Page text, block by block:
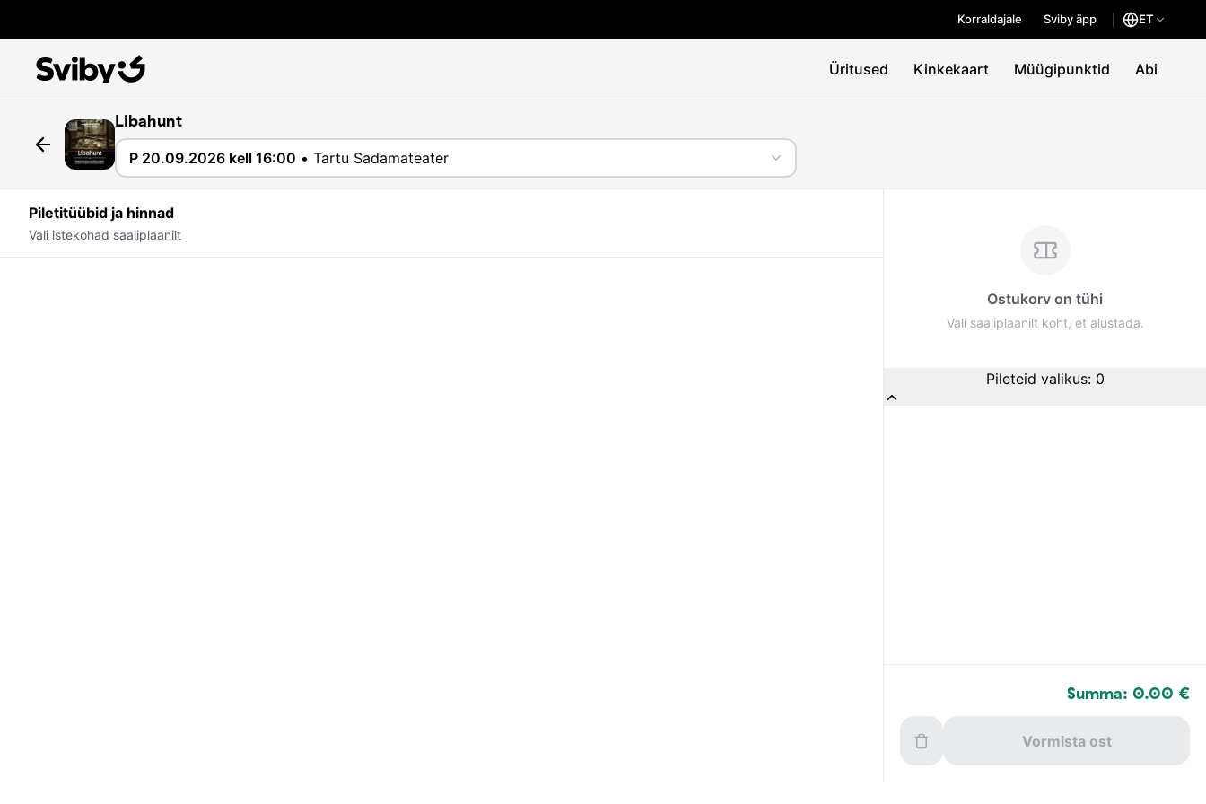
Korraldajale Sviby äpp ET
Üritused Kinkekaart Müügipunktid Abi
Libahunt
P 20.09.2026 kell 16:00 • Tartu Sadamateater
Piletitüübid ja hinnad
Vali istekohad saaliplaanilt
Ostukorv on tühi
Vali saaliplaanilt koht, et alustada.
Pileteid valikus: 0
Summa: 0.00 €
Vormista ost